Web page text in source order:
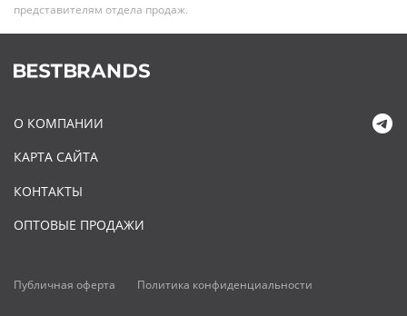
представителям отдела продаж.
О КОМПАНИИ
КАРТА САЙТА
КОНТАКТЫ
ОПТОВЫЕ ПРОДАЖИ
Публичная оферта Политика конфиденциальности